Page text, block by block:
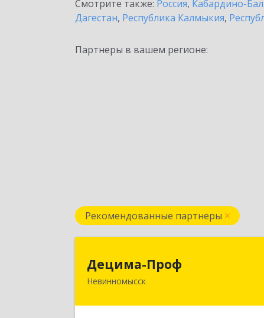
Смотрите также: Россия, Кабардино-
Дагестан, Республика Калмыкия,
Партнеры в вашем регионе:
Рекомендованные партнеры
Децима-Проф
Невинномысск
Децима-Проф
357100, Ставропольский край,